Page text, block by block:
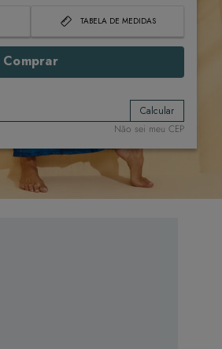
TABELA DE MEDIDAS
Comprar
Calcular
Não sei meu CEP